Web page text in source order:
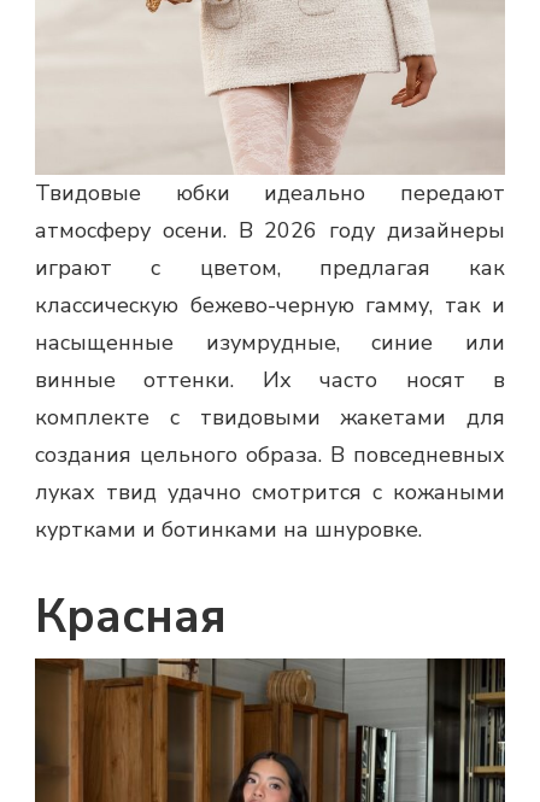
Твидовые юбки идеально передают
атмосферу осени. В 2026 году дизайнеры
играют с цветом, предлагая как
классическую бежево-черную гамму, так и
насыщенные изумрудные, синие или
винные оттенки. Их часто носят в
комплекте с твидовыми жакетами для
создания цельного образа. В повседневных
луках твид удачно смотрится с кожаными
куртками и ботинками на шнуровке.
Красная